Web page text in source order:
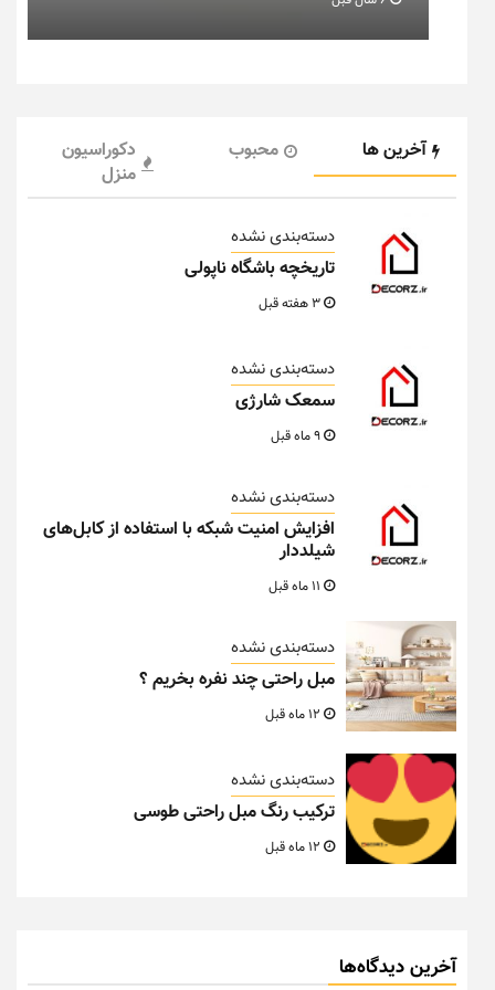
آخرین ها محبوب
دکوراسیون
منزل
دسته‌بندی نشده
تاریخچه باشگاه ناپولی
دسته‌بندی نشده
سمعک شارژی
دسته‌بندی نشده
افزایش امنیت شبکه با استفاده از کابل‌های
شیلددار
دسته‌بندی نشده
مبل راحتی چند نفره بخریم ؟
دسته‌بندی نشده
ترکیب رنگ مبل راحتی طوسی
آخرین دیدگاه‌ها